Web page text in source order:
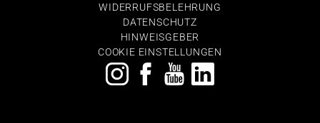
WIDERRUFSBELEHRUNG
DATENSCHUTZ
HINWEISGEBER
COOKIE EINSTELLUNGEN